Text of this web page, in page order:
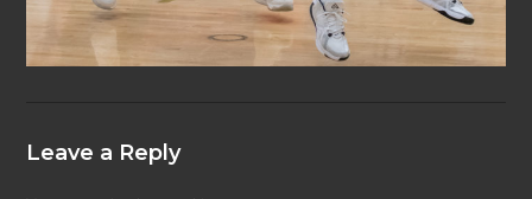
Leave a Reply